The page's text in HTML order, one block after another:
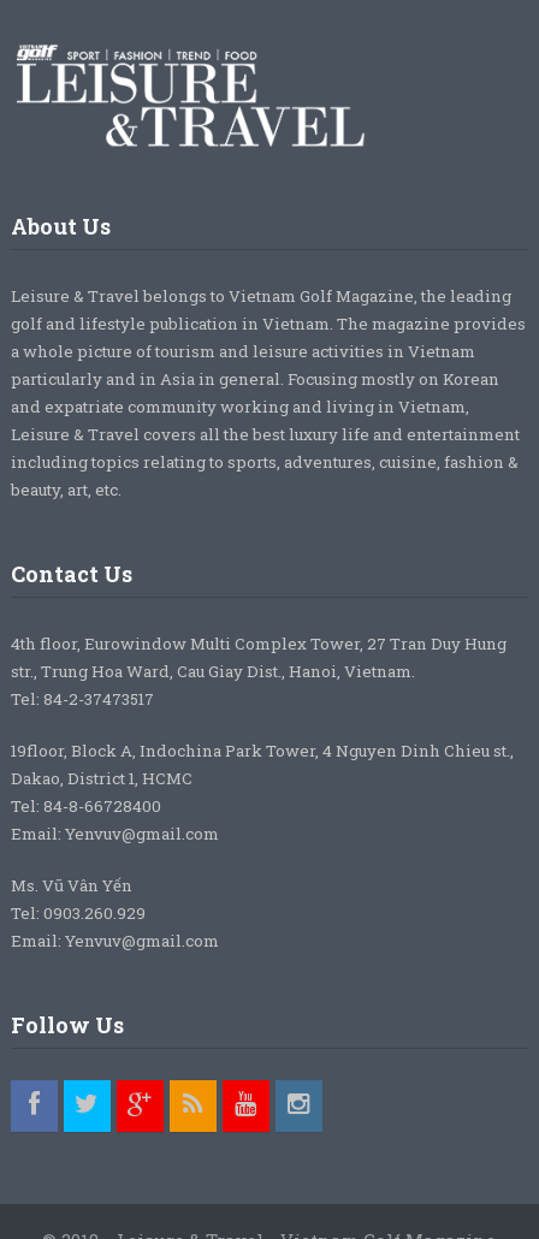
About Us
Leisure & Travel belongs to Vietnam Golf Magazine, the leading
golf and lifestyle publication in Vietnam. The magazine provides
a whole picture of tourism and leisure activities in Vietnam
particularly and in Asia in general. Focusing mostly on Korean
and expatriate community working and living in Vietnam,
Leisure & Travel covers all the best luxury life and entertainment
including topics relating to sports, adventures, cuisine, fashion &
beauty, art, etc.
Contact Us
4th floor, Eurowindow Multi Complex Tower, 27 Tran Duy Hung
str., Trung Hoa Ward, Cau Giay Dist., Hanoi, Vietnam.
Tel: 84-2-37473517
19floor, Block A, Indochina Park Tower, 4 Nguyen Dinh Chieu st.,
Dakao, District 1, HCMC
Tel: 84-8-66728400
Email: Yenvuv@gmail.com
Ms. Vũ Vân Yến
Tel: 0903.260.929
Email: Yenvuv@gmail.com
Follow Us